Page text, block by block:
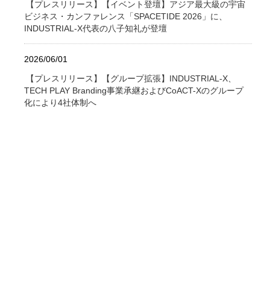
【プレスリリース】【イベント登壇】アジア最大級の宇宙
ビジネス・カンファレンス「SPACETIDE 2026」に、
INDUSTRIAL-X代表の八子知礼が登壇
2026/06/01
【プレスリリース】【グループ拡張】INDUSTRIAL-X、
TECH PLAY Branding事業承継およびCoACT-Xのグループ
化により4社体制へ